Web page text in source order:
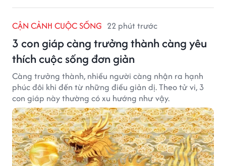
CẬN CẢNH CUỘC SỐNG 22 phút trước
3 con giáp càng trưởng thành càng yêu
thích cuộc sống đơn giản
Càng trưởng thành, nhiều người càng nhận ra hạnh
phúc đôi khi đến từ những điều giản dị. Theo tử vi, 3
con giáp này thường có xu hướng như vậy.